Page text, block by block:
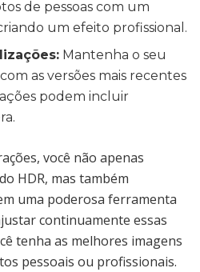
de pessoas com um
um efeito profissional.
Mantenha o seu
as versões mais recentes
podem incluir
você não apenas
HDR, mas também
uma poderosa ferramenta
continuamente essas
tenha as melhores imagens
pessoais ou profissionais.